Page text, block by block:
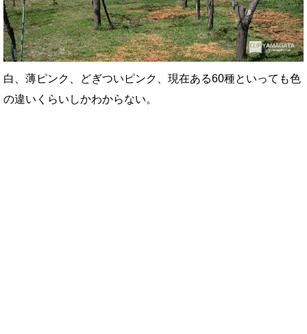
白、薄ピンク、どぎついピンク、現在ある60種といっても色
の違いくらいしかわからない。